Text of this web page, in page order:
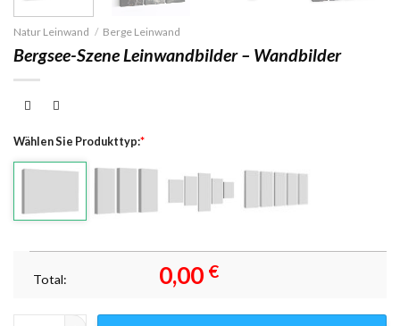
Natur Leinwand / Berge Leinwand
Bergsee-Szene Leinwandbilder – Wandbilder
Wählen Sie Produkttyp:*
Total: 0,00 €